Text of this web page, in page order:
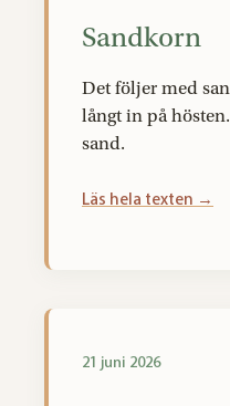
Sandkorn
Det följer med
långt in på
sand.
Läs hela texten →
21 juni 2026